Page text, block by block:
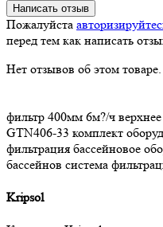
Написать отзыв
Пожалуйста
перед тем как написать
Нет отзывов об этом товаре.
фильтр 400мм 6м?/ч
GTN406-33 комплект
фильтрация бассейновое
бассейнов система
Kripsol